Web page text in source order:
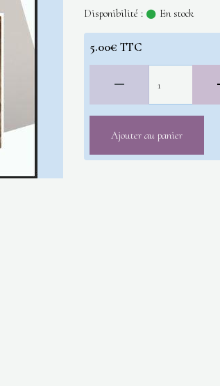
Disponibilité :
En stock
5.00€ TTC
Ajouter au panier